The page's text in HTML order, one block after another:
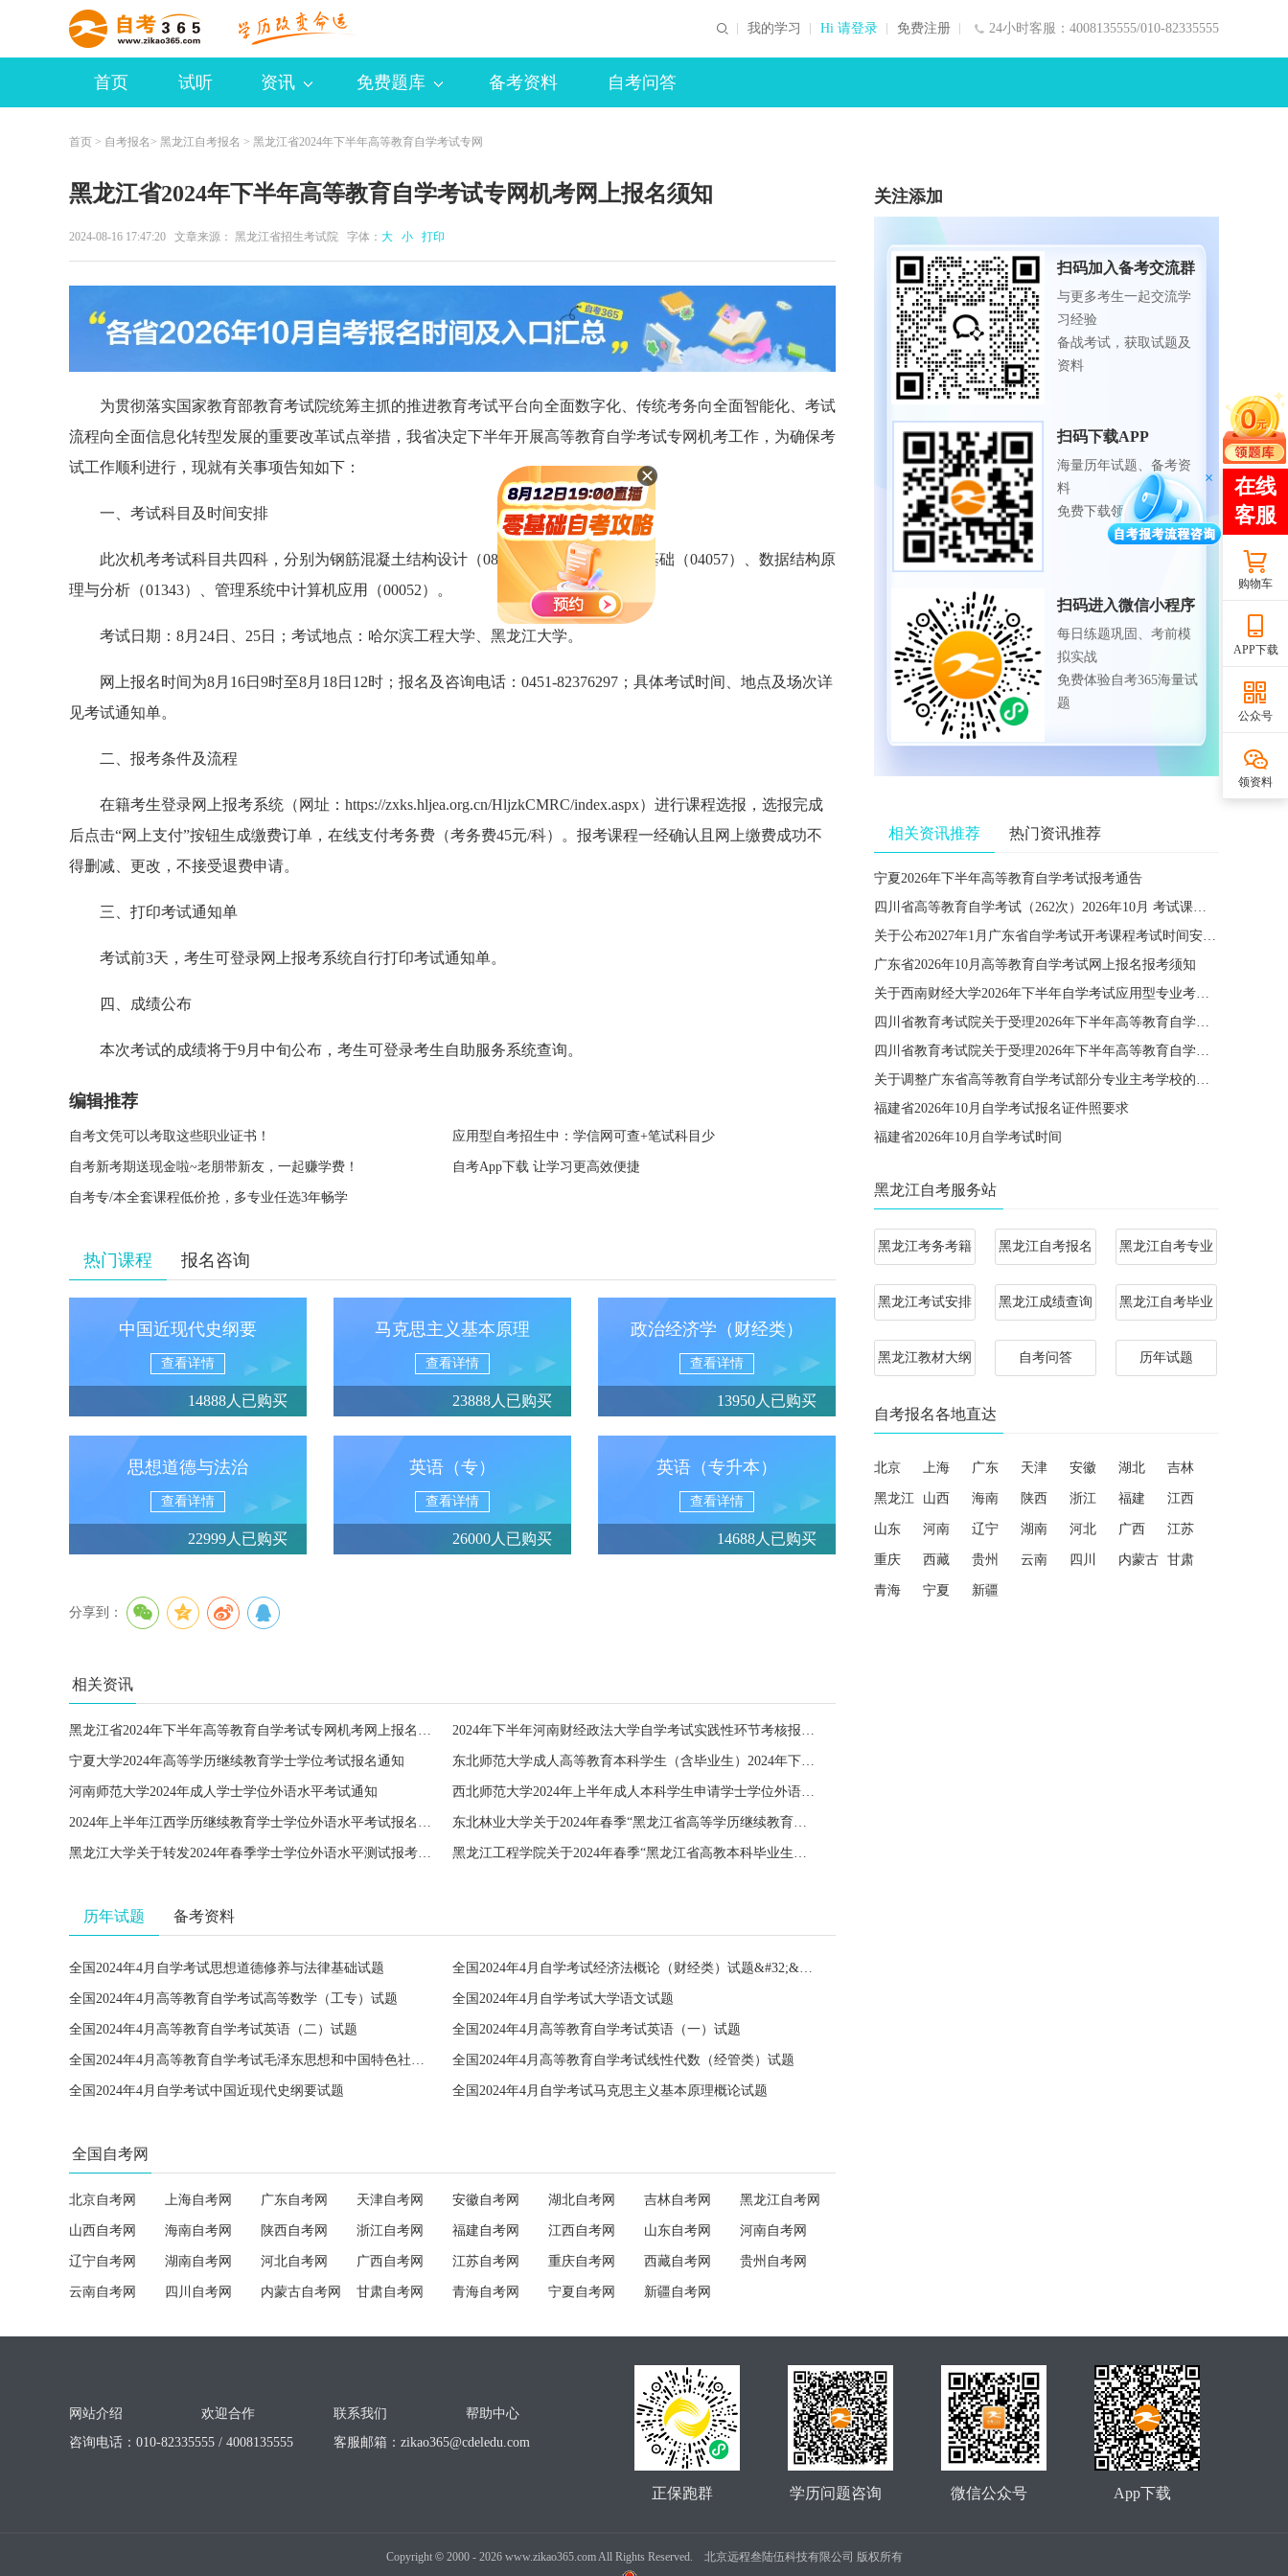
24小时客服：4008135555/010-82335555
我的学习 Hi 请登录 免费注册
首页 试听 资讯 免费题库 备考资料 自考问答
首页 > 自考报名 > 黑龙江自考报名 > 黑龙江省2024年下半年高等教育自学考试专网
黑龙江省2024年下半年高等教育自学考试专网机考网上报名须知
2024-08-16 17:47:20 文章来源： 黑龙江省招生考试院 字体： 大 小 打印
为贯彻落实国家教育部教育考试院统筹主抓的推进教育考试平台向全面数字化、传统考务向全面智能化、考试
流程向全面信息化转型发展的重要改革试点举措，我省决定下半年开展高等教育自学考试专网机考工作，为确保考
试工作顺利进行，现就有关事项告知如下：
一、考试科目及时间安排
此次机考考试科目共四科，分别为钢筋混凝土结构设计（08459）、土力学与地基基础（04057）、数据结构原
理与分析（01343）、管理系统中计算机应用（00052）。
考试日期：8月24日、25日；考试地点：哈尔滨工程大学、黑龙江大学。
网上报名时间为8月16日9时至8月18日12时；报名及咨询电话：0451-82376297；具体考试时间、地点及场次详
见考试通知单。
二、报考条件及流程
在籍考生登录网上报考系统（网址：https://zxks.hljea.org.cn/HljzkCMRC/index.aspx）进行课程选报，选报完成
后点击“网上支付”按钮生成缴费订单，在线支付考务费（考务费45元/科）。报考课程一经确认且网上缴费成功不
得删减、更改，不接受退费申请。
三、打印考试通知单
考试前3天，考生可登录网上报考系统自行打印考试通知单。
四、成绩公布
本次考试的成绩将于9月中旬公布，考生可登录考生自助服务系统查询。
编辑推荐
自考文凭可以考取这些职业证书！ 应用型自考招生中：学信网可查+笔试科目少
自考新考期送现金啦~老朋带新友，一起赚学费！ 自考App下载 让学习更高效便捷
自考专/本全套课程低价抢，多专业任选3年畅学
热门课程 报名咨询
中国近现代史纲要
查看详情
14888人已购买
马克思主义基本原理
查看详情
23888人已购买
政治经济学（财经类）
查看详情
13950人已购买
思想道德与法治
查看详情
22999人已购买
英语（专）
查看详情
26000人已购买
英语（专升本）
查看详情
14688人已购买
分享到：
相关资讯
黑龙江省2024年下半年高等教育自学考试专网机考网上报名须知 2024年下半年河南财经政法大学自学考试实践性环节考核报名通知
宁夏大学2024年高等学历继续教育学士学位考试报名通知 东北师范大学成人高等教育本科学生（含毕业生）2024年下半年学位外语考试的通知
河南师范大学2024年成人学士学位外语水平考试通知 西北师范大学2024年上半年成人本科学生申请学士学位外语水平考试报名工作的通知
2024年上半年江西学历继续教育学士学位外语水平考试报名的通知 东北林业大学关于2024年春季“黑龙江省高等学历继续教育本科毕业生申请学士学位外语水平测试”(联考)工作的通知
黑龙江大学关于转发2024年春季学士学位外语水平测试报考工作的通知 黑龙江工程学院关于2024年春季“黑龙江省高教本科毕业生申请学士学位外语水平测试”(联考)工作的通知
历年试题 备考资料
全国2024年4月自学考试思想道德修养与法律基础试题 全国2024年4月自学考试经济法概论（财经类）试题&#32;&#32;
全国2024年4月高等教育自学考试高等数学（工专）试题 全国2024年4月自学考试大学语文试题
全国2024年4月高等教育自学考试英语（二）试题 全国2024年4月高等教育自学考试英语（一）试题
全国2024年4月高等教育自学考试毛泽东思想和中国特色社会主义理论体系概论试题 全国2024年4月高等教育自学考试线性代数（经管类）试题
全国2024年4月自学考试中国近现代史纲要试题 全国2024年4月自学考试马克思主义基本原理概论试题
全国自考网
北京自考网 上海自考网 广东自考网 天津自考网 安徽自考网 湖北自考网 吉林自考网 黑龙江自考网
山西自考网 海南自考网 陕西自考网 浙江自考网 福建自考网 江西自考网 山东自考网 河南自考网
辽宁自考网 湖南自考网 河北自考网 广西自考网 江苏自考网 重庆自考网 西藏自考网 贵州自考网
云南自考网 四川自考网 内蒙古自考网 甘肃自考网 青海自考网 宁夏自考网 新疆自考网
关注添加
扫码加入备考交流群
与更多考生一起交流学
习经验
备战考试，获取试题及
资料
扫码下载APP
海量历年试题、备考资
料
免费下载领取
扫码进入微信小程序
每日练题巩固、考前模
拟实战
免费体验自考365海量试
题
相关资讯推荐 热门资讯推荐
宁夏2026年下半年高等教育自学考试报考通告
四川省高等教育自学考试（262次）2026年10月 考试课程简表
关于公布2027年1月广东省自学考试开考课程考试时间安排和使用教材的通知
广东省2026年10月高等教育自学考试网上报名报考须知
关于西南财经大学2026年下半年自学考试应用型专业考籍更改办理的通知
四川省教育考试院关于受理2026年下半年高等教育自学考试省际转考申请的通告
四川省教育考试院关于受理2026年下半年高等教育自学考试考籍更改申请的通告
关于调整广东省高等教育自学考试部分专业主考学校的通知
福建省2026年10月自学考试报名证件照要求
福建省2026年10月自学考试时间
黑龙江自考服务站
黑龙江考务考籍 黑龙江自考报名 黑龙江自考专业
黑龙江考试安排 黑龙江成绩查询 黑龙江自考毕业
黑龙江教材大纲 自考问答 历年试题
自考报名各地直达
北京 上海 广东 天津 安徽 湖北 吉林
黑龙江 山西 海南 陕西 浙江 福建 江西
山东 河南 辽宁 湖南 河北 广西 江苏
重庆 西藏 贵州 云南 四川 内蒙古 甘肃
青海 宁夏 新疆
购物车
APP下载
公众号
领资料
网站介绍 欢迎合作 联系我们
帮助中心
咨询电话：010-82335555 / 4008135555
客服邮箱： zikao365@cdeledu.com
App下载
微信公众号
学历问题咨询
正保跑群
Copyright ©2000 - 2026www.zikao365.com All Rights Reserved. 北京远程叁陆伍科技有限公司 版权所有